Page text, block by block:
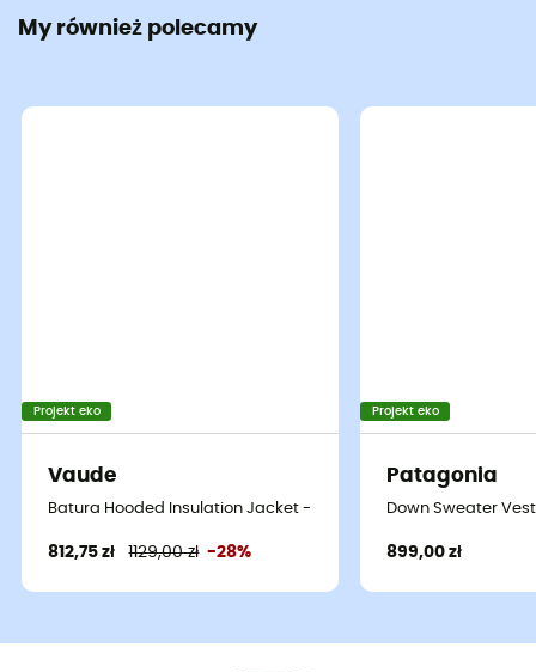
My również polecamy
Projekt eko
Vaude
Batura Hooded Insulation Jacket - Kurtka puchowa meski
812,75 zł 1129,00 zł -28%
Projekt eko
Patagonia
Down Sweater
899,00 zł